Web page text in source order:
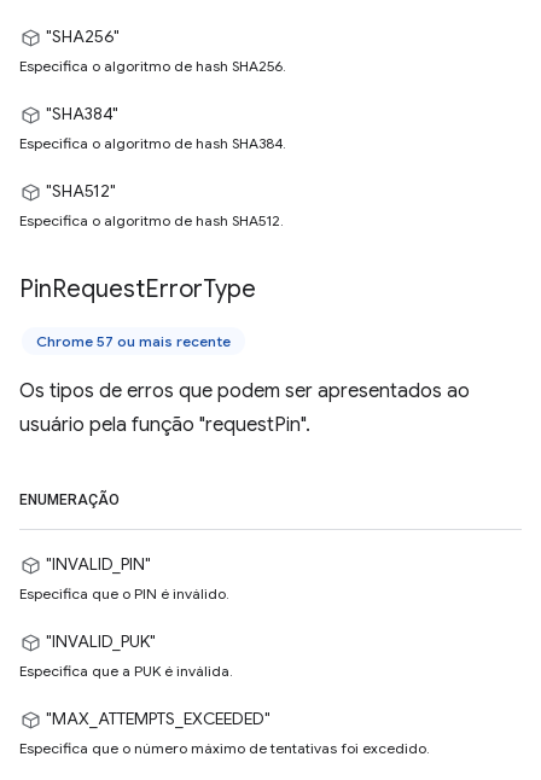
"SHA256"
Especifica o algoritmo de hash SHA256.
"SHA384"
Especifica o algoritmo de hash SHA384.
"SHA512"
Especifica o algoritmo de hash SHA512.
PinRequestErrorType
Chrome 57 ou mais recente
Os tipos de erros que podem ser apresentados ao
usuário pela função "requestPin".
ENUMERAÇÃO
"INVALID_PIN"
Especifica que o PIN é inválido.
"INVALID_PUK"
Especifica que a PUK é inválida.
"MAX_ATTEMPTS_EXCEEDED"
Especifica que o número máximo de tentativas foi excedido.